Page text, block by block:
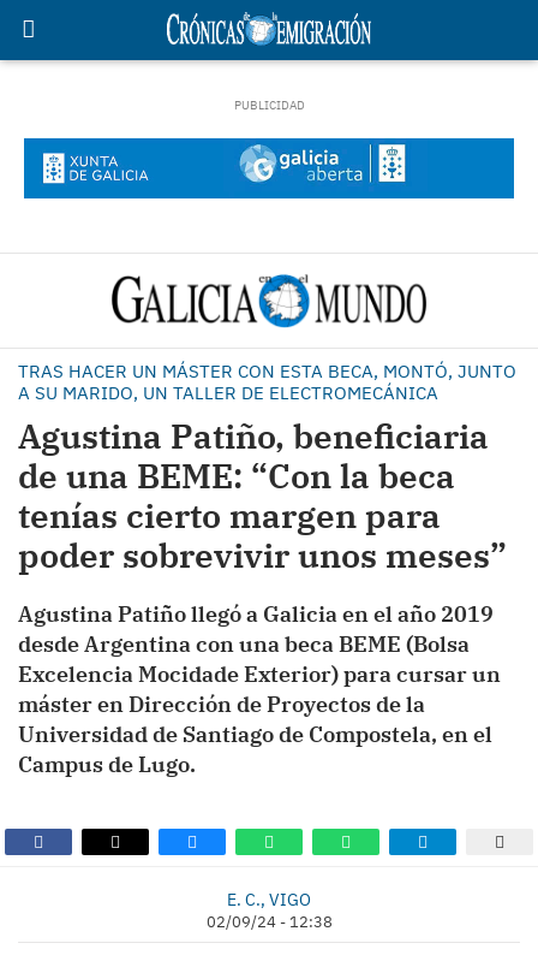
TRAS HACER UN MÁSTER CON ESTA BECA, MONTÓ, JUNTO
A SU MARIDO, UN TALLER DE ELECTROMECÁNICA
Agustina Patiño, beneficiaria
de una BEME: “Con la beca
tenías cierto margen para
poder sobrevivir unos meses”
Agustina Patiño llegó a Galicia en el año 2019
desde Argentina con una beca BEME (Bolsa
Excelencia Mocidade Exterior) para cursar un
máster en Dirección de Proyectos de la
Universidad de Santiago de Compostela, en el
Campus de Lugo.
E. C., VIGO
02/09/24 - 12:38